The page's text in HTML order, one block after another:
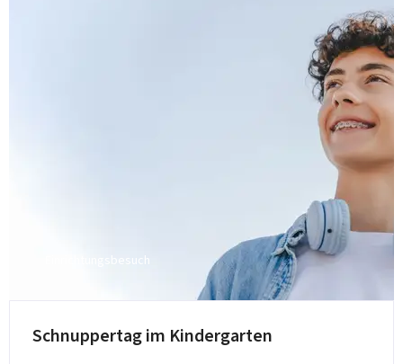
Einrichtungsbesuch
Schnuppertag im Kindergarten